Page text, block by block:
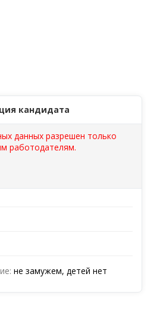
кандидата
данных разрешен только
работодателям.
не замужем, детей нет